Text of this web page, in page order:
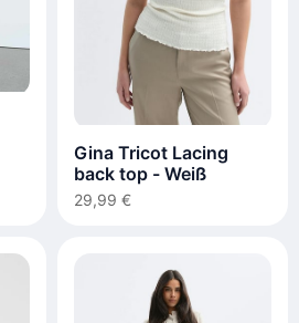
Gina Tricot Lacing
back top - Weiß
29,99 €